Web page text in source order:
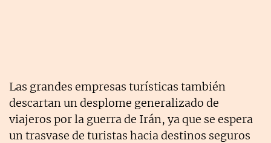
Las grandes empresas turísticas también
descartan un desplome generalizado de
viajeros por la guerra de Irán, ya que se espera
un trasvase de turistas hacia destinos seguros